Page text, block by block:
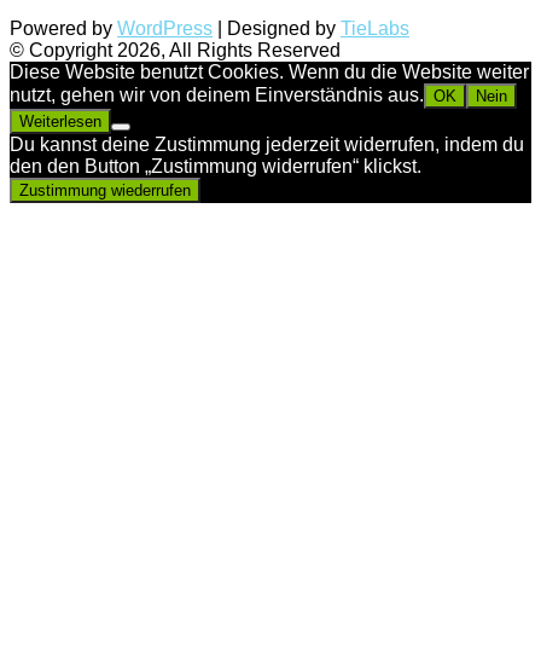
Powered by WordPress | Designed by TieLabs
© Copyright 2026, All Rights Reserved
Diese Website benutzt Cookies. Wenn du die Website weiter
nutzt, gehen wir von deinem Einverständnis aus. OK
Nein
Weiterlesen
Du kannst deine Zustimmung jederzeit widerrufen, indem du
den den Button „Zustimmung widerrufen“ klickst.
Zustimmung wiederrufen